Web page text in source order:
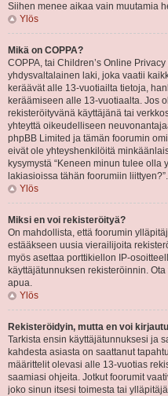
Siihen menee aikaa vain muutamia
Ylös
Mikä on COPPA?
COPPA, tai Children’s Online
yhdysvaltalainen laki, joka vaatii
keräävät alle 13-vuotiailta tietoja,
keräämiseen alle 13-vuotiaalta. Jos
rekisteröityvänä käyttäjänä tai
yhteyttä oikeudelliseen
phpBB Limited ja tämän foorumin
eivät ole yhteyshenkilöitä
kysymystä “Keneen minun tulee
lakiasioissa tähän foorumiin liittyen?”.
Ylös
Miksi en voi rekisteröityä?
On mahdollista, että foorumin
estääkseen uusia vierailijoita
myös asettaa porttikiellon IP-
käyttäjätunnuksen rekisteröinnin.
apua.
Ylös
Rekisteröidyin, mutta en voi
Tarkista ensin käyttäjätunnuksesi ja
kahdesta asiasta on saattanut
määrittelit olevasi alle 13-vuotias
saamiasi ohjeita. Jotkut foorumit
joko sinun itsesi toimesta tai